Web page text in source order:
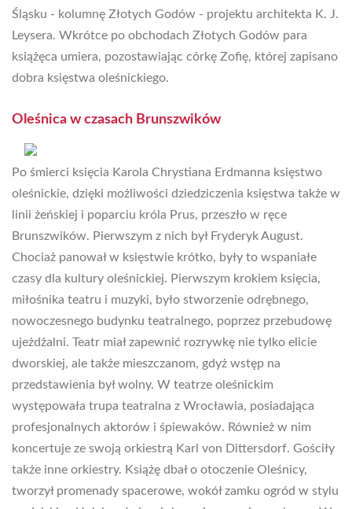
Śląsku - kolumnę Złotych Godów - projektu architekta K. J.
Leysera. Wkrótce po obchodach Złotych Godów para
książęca umiera, pozostawiając córkę Zofię, której zapisano
dobra księstwa oleśnickiego.
Oleśnica w czasach Brunszwików
Po śmierci księcia Karola Chrystiana Erdmanna księstwo
oleśnickie, dzięki możliwości dziedziczenia księstwa także w
linii żeńskiej i poparciu króla Prus, przeszło w ręce
Brunszwików. Pierwszym z nich był Fryderyk August.
Chociaż panował w księstwie krótko, były to wspaniałe
czasy dla kultury oleśnickiej. Pierwszym krokiem księcia,
miłośnika teatru i muzyki, było stworzenie odrębnego,
nowoczesnego budynku teatralnego, poprzez przebudowę
ujeżdżalni. Teatr miał zapewnić rozrywkę nie tylko elicie
dworskiej, ale także mieszczanom, gdyż wstęp na
przedstawienia był wolny. W teatrze oleśnickim
występowała trupa teatralna z Wrocławia, posiadająca
profesjonalnych aktorów i śpiewaków. Również w nim
koncertuje ze swoją orkiestrą Karl von Dittersdorf. Gościły
także inne orkiestry. Książę dbał o otoczenie Oleśnicy,
tworzył promenady spacerowe, wokół zamku ogród w stylu